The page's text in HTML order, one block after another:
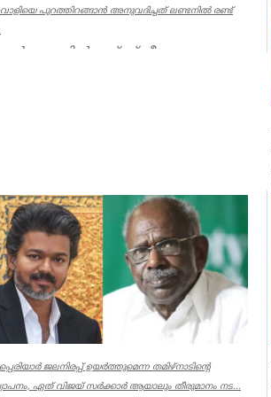
പുറത്തിറങ്ങാൻ അനുവദിച്ചത് ലണ്ടനിൽ രണ്ട്
ലണ്ടനിൽ രണ്ട് സ്ത്രീകളെ
ജലനിരപ്പ് ഉയർത്തുമെന്ന തമിഴ്നാടിന്റെ
ഏത് വിജയ് സർക്കാർ ആയാലും തീരുമാനം നട...